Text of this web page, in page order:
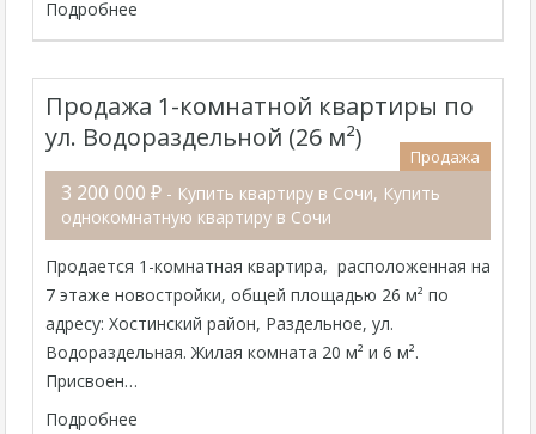
Подробнее
Продажа 1-комнатной квартиры по
ул. Водораздельной (26 м²)
Продажа
3 200 000 ₽ - Купить квартиру в Сочи, Купить
однокомнатную квартиру в Сочи
Продается 1-комнатная квартира, расположенная на
7 этаже новостройки, общей площадью 26 м² по
адресу: Хостинский район, Раздельное, ул.
Водораздельная. Жилая комната 20 м² и 6 м².
Присвоен…
Подробнее